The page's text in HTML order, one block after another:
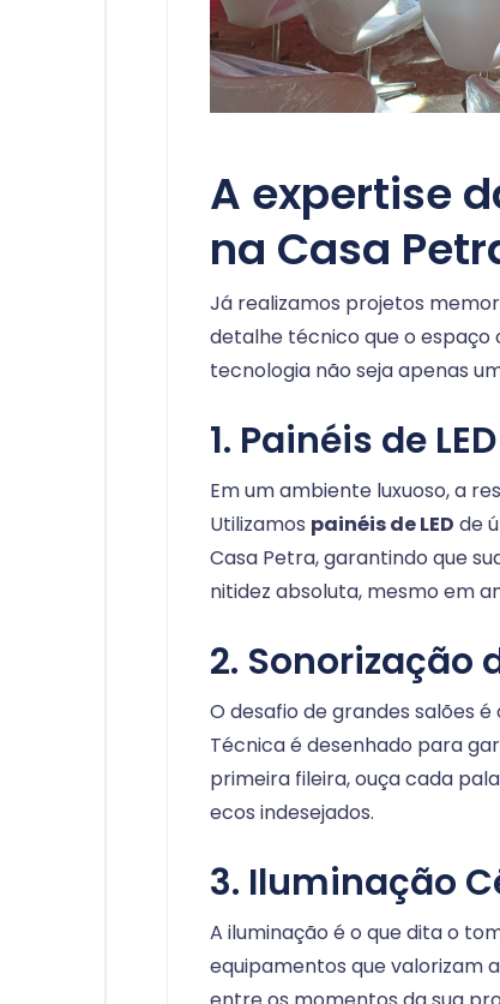
A expertise
na Casa
Já realizamos projetos
detalhe técnico que o espaço
tecnologia não seja apenas
1. Painéis de
Em um ambiente luxuoso, a
Utilizamos painéis de LED de
Casa Petra, garantindo que
nitidez absoluta, mesmo em
2. Sonorização
O desafio de grandes salões
Técnica é desenhado para
primeira fileira, ouça cada
ecos indesejados.
3. Iluminação
A iluminação é o que dita o
equipamentos que valorizam